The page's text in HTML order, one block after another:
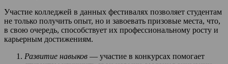
Участие колледжей в данных фестивалях позволяет студентам
не только получить опыт, но и завоевать призовые места, что,
в свою очередь, способствует их профессиональному росту и
карьерным достижениям.
Развитие навыков — участие в конкурсах помогает